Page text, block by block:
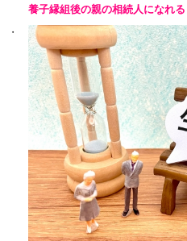
養子縁組後の親の相続人になれ